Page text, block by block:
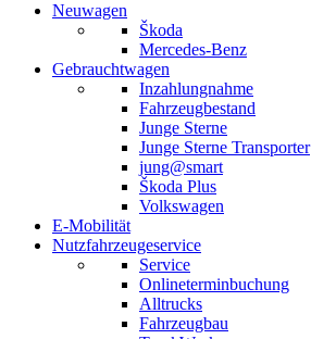
Neuwagen
Škoda
Mercedes-Benz
Gebrauchtwagen
Inzahlungnahme
Fahrzeugbestand
Junge Sterne
Junge Sterne Transporter
jung@smart
Škoda Plus
Volkswagen
E-Mobilität
Nutzfahrzeugeservice
Service
Onlineterminbuchung
Alltrucks
Fahrzeugbau